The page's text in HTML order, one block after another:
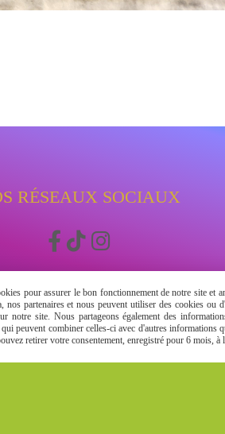
RÉSEAUX SOCIAUX
  
pour assurer le bon fonctionnement de notre site
nos partenaires et nous peuvent utiliser des cookies ou
notre site. Nous partageons également des
peuvent combiner celles-ci avec d'autres
retirer votre consentement, enregistré pour 6 mois,